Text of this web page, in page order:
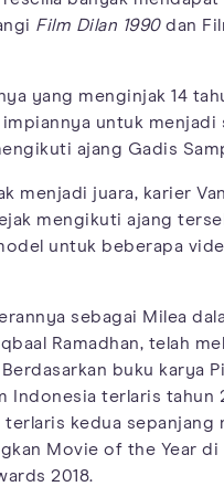
Film Dilan 1990dan
yang menginjak 14
untuk menjadi
ajang Gadis
menjadi juara, karier
mengikuti ajang
untuk beberapa
sebagai Milea
Ramadhan, telah
Berdasarkan buku karya
Indonesia terlaris tahun
terlaris kedua sepanjang
Movie of the Year di
2018.